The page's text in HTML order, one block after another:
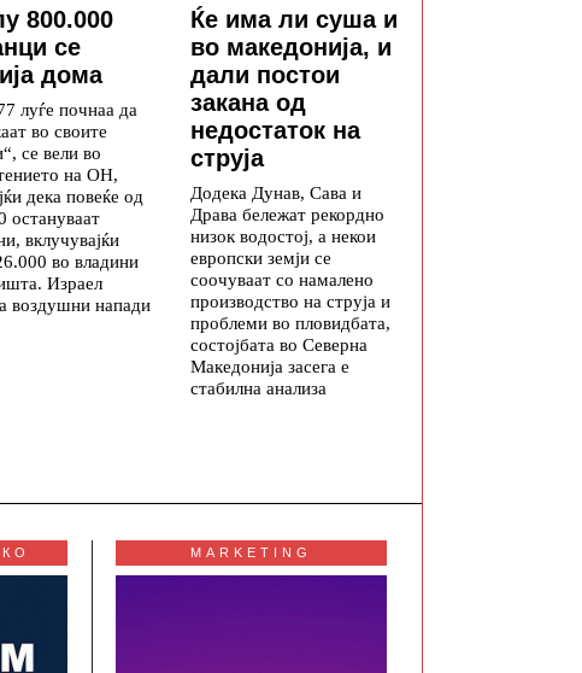
800.000
се
дома
луѓе почнаа да
во своите
се вели во
на ОН,
дека повеќе од
остануваат
вклучувајќи
во владини
Израел
воздушни напади
Ќе има ли суша и
во македонија, и
дали постои
закана од
недостаток на
струја
Додека Дунав, Сава и
Драва бележат рекордно
низок водостој, а некои
европски земји се
соочуваат со намалено
производство на струја и
проблеми во пловидбата,
состојбата во Северна
Македонија засега е
стабилна анализа
MARKETING